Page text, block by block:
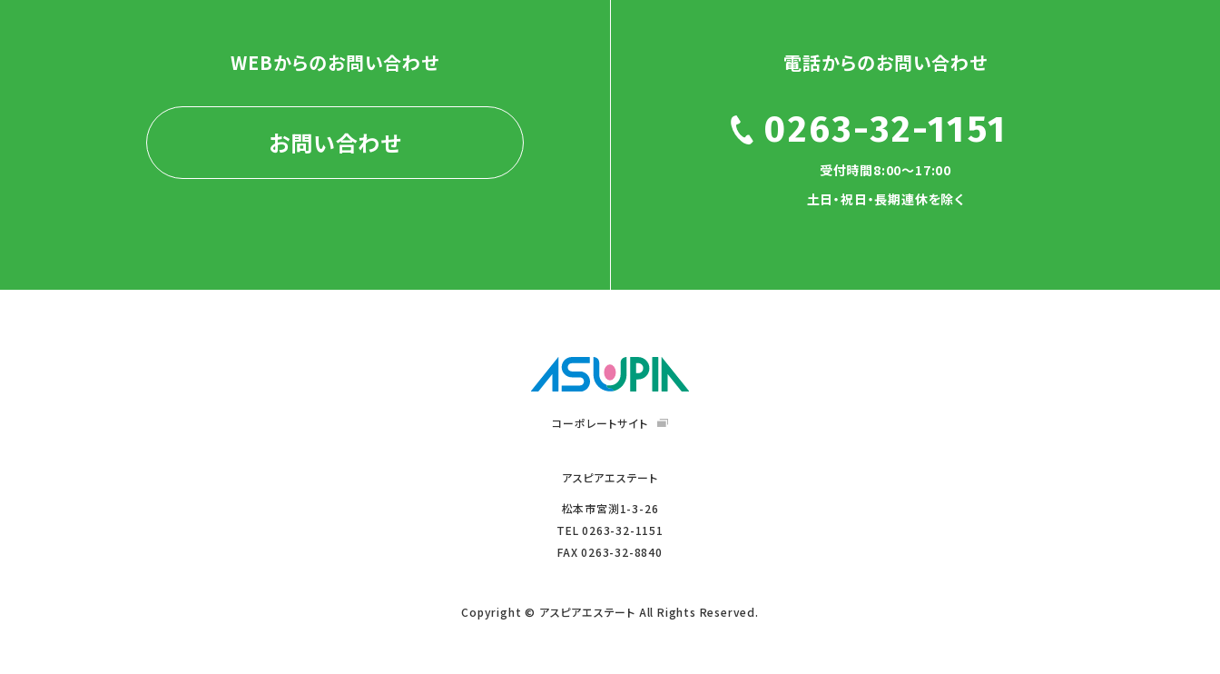
WEBからのお問い合わせ
お問い合わせ
電話からのお問い合わせ
0263-32-1151
受付時間8:00～17:00
土日・祝日・長期連休を除く
コーポレートサイト
アスピアエステート
松本市宮渕1-3-26
TEL0263-32-1151
FAX0263-32-8840
Copyright © アスピアエステート All Rights Reserved.